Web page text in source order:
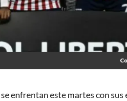
se enfrentan este martes con sus